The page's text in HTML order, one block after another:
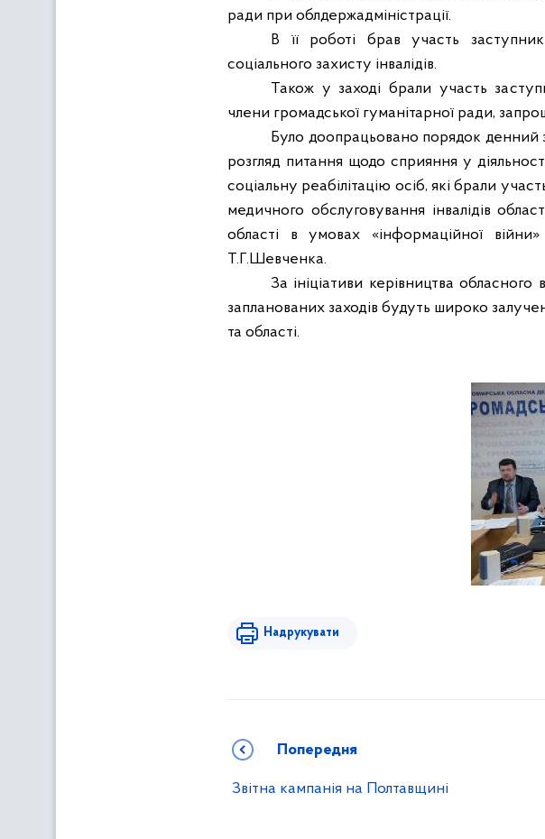
ради при облдержадміністрації.
В її роботі брав участь
соціального захисту інвалідів.
Також у заході брали участь
члени громадської гуманітарної ради,
Було доопрацьовано порядок денний
розгляд питання щодо сприяння у
соціальну реабілітацію осіб, які брали
медичного обслуговування інвалідів
області в умовах «інформаційної
Т.Г.Шевченка.
За ініціативи керівництва
запланованих заходів будуть широко
та області.
Надрукувати
Попередня
Звітна кампанія на Полтавщині